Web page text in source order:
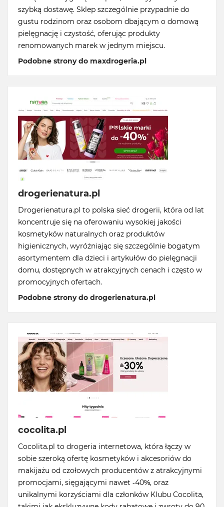
szybką dostawę. Sklep szczególnie przypadnie do
gustu rodzinom oraz osobom dbającym o domową
pielęgnację i czystość, oferując produkty
renomowanych marek w jednym miejscu.
Podobne strony do maxdrogeria.pl
drogerienatura.pl
Drogerienatura.pl to polska sieć drogerii, która od lat
koncentruje się na oferowaniu wysokiej jakości
kosmetyków naturalnych oraz produktów
higienicznych, wyróżniając się szczególnie bogatym
asortymentem dla dzieci i artykułów do pielęgnacji
domu, dostępnych w atrakcyjnych cenach i często w
promocyjnych ofertach.
Podobne strony do drogerienatura.pl
cocolita.pl
Cocolita.pl to drogeria internetowa, która łączy w
sobie szeroką ofertę kosmetyków i akcesoriów do
makijażu od czołowych producentów z atrakcyjnymi
promocjami, sięgającymi nawet -40%, oraz
unikalnymi korzyściami dla członków Klubu Cocolita,